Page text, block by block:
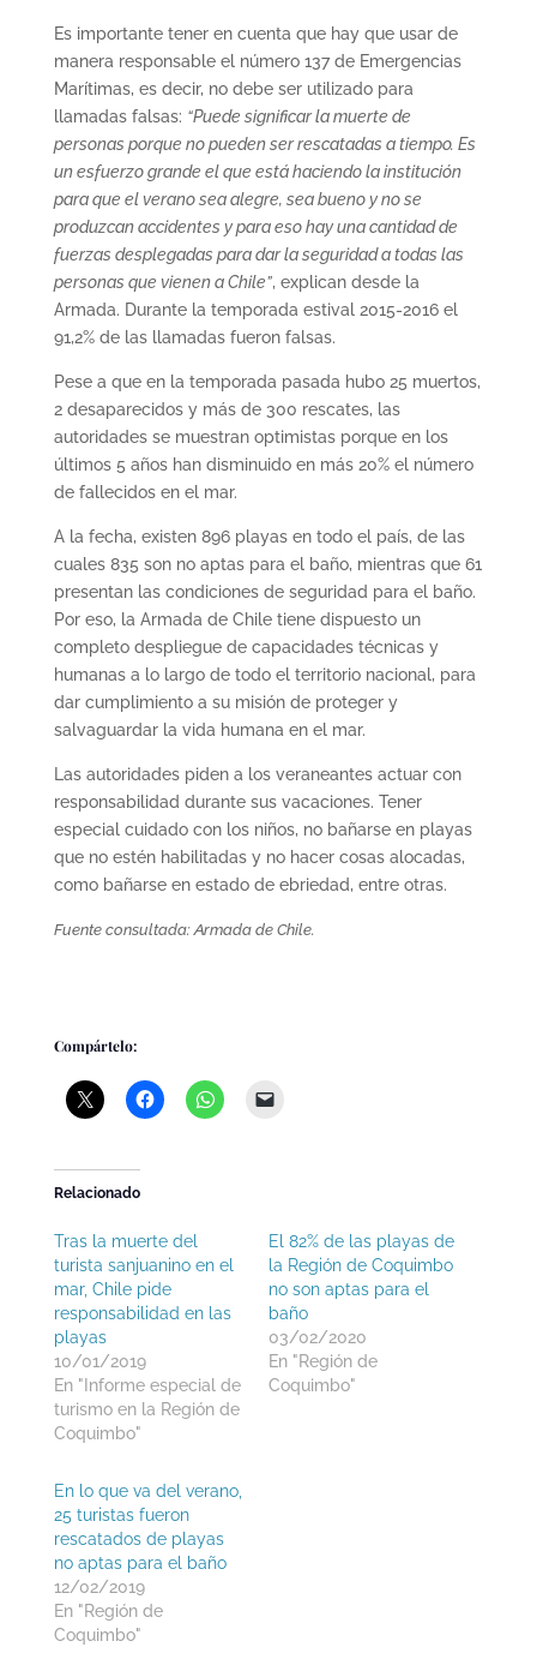
Es importante tener en cuenta que hay que usar de
manera responsable el número 137 de Emergencias
Marítimas, es decir, no debe ser utilizado para
llamadas falsas: “Puede significar la muerte de
personas porque no pueden ser rescatadas a tiempo. Es
un esfuerzo grande el que está haciendo la institución
para que el verano sea alegre, sea bueno y no se
produzcan accidentes y para eso hay una cantidad de
fuerzas desplegadas para dar la seguridad a todas las
personas que vienen a Chile”, explican desde la
Armada. Durante la temporada estival 2015-2016 el
91,2% de las llamadas fueron falsas.
Pese a que en la temporada pasada hubo 25 muertos,
2 desaparecidos y más de 300 rescates, las
autoridades se muestran optimistas porque en los
últimos 5 años han disminuido en más 20% el número
de fallecidos en el mar.
A la fecha, existen 896 playas en todo el país, de las
cuales 835 son no aptas para el baño, mientras que 61
presentan las condiciones de seguridad para el baño.
Por eso, la Armada de Chile tiene dispuesto un
completo despliegue de capacidades técnicas y
humanas a lo largo de todo el territorio nacional, para
dar cumplimiento a su misión de proteger y
salvaguardar la vida humana en el mar.
Las autoridades piden a los veraneantes actuar con
responsabilidad durante sus vacaciones. Tener
especial cuidado con los niños, no bañarse en playas
que no estén habilitadas y no hacer cosas alocadas,
como bañarse en estado de ebriedad, entre otras.
Fuente consultada: Armada de Chile.
Compártelo:
Relacionado
Tras la muerte del
turista sanjuanino en el
mar, Chile pide
responsabilidad en las
playas
10/01/2019
En "Informe especial de
turismo en la Región de
Coquimbo"
El 82% de las playas de
la Región de Coquimbo
no son aptas para el
baño
03/02/2020
En "Región de
Coquimbo"
En lo que va del verano,
25 turistas fueron
rescatados de playas
no aptas para el baño
12/02/2019
En "Región de
Coquimbo"